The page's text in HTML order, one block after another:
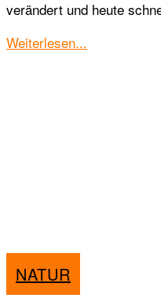
verändert und heute
Weiterlesen...
NATUR